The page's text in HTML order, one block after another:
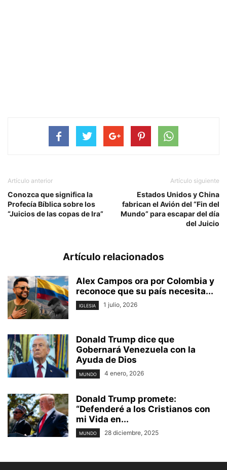
Artículo anterior
Conozca que significa la
Profecía Bíblica sobre los
“Juicios de las copas de Ira”
Artículo siguiente
Estados Unidos y China
fabrican el Avión del “Fin del
Mundo” para escapar del día
del Juicio
Artículo relacionados
Alex Campos ora por Colombia y
reconoce que su país necesita...
IGLESIA 1 julio, 2026
Donald Trump dice que
Gobernará Venezuela con la
Ayuda de Dios
MUNDO 4 enero, 2026
Donald Trump promete:
“Defenderé a los Cristianos con
mi Vida en...
MUNDO 28 diciembre, 2025